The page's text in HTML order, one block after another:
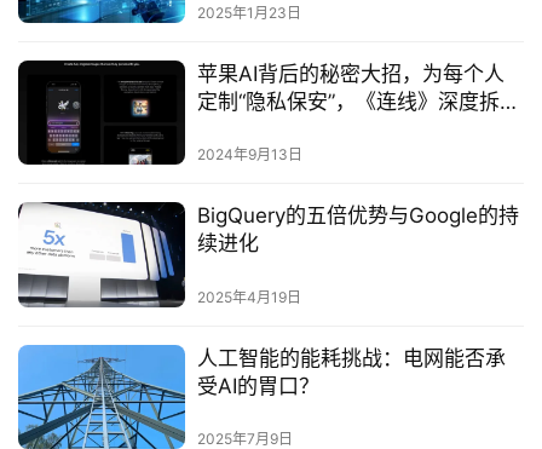
2025年1月23日
苹果AI背后的秘密大招，为每个人
定制“隐私保安”，《连线》深度拆解
2024年9月13日
BigQuery的五倍优势与Google的持
续进化
2025年4月19日
人工智能的能耗挑战：电网能否承
受AI的胃口？‌
2025年7月9日